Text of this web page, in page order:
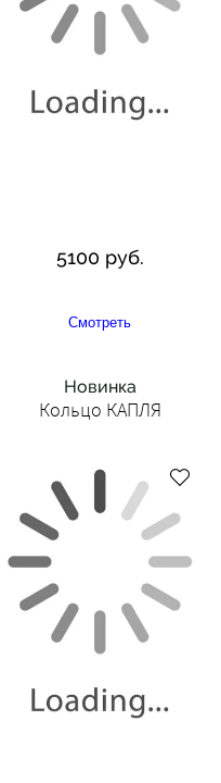
5100 руб.
Смотреть
Новинка
Кольцо КАПЛЯ